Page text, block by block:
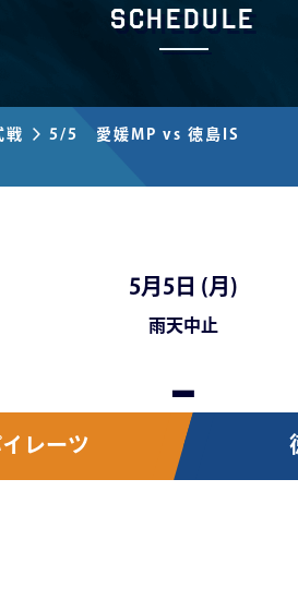
Schedule
戦 5/5 愛媛MP vs 徳島IS
5月5日 (月 )
雨天中止
-
レーツ